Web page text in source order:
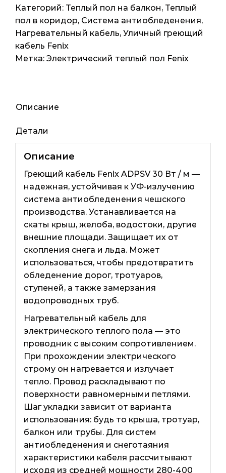
Fenix
(Чехия)
ADPSV
7.8м2,
65мп,
Категорий: Теплый пол на балкон, Теплый
пол в коридор, Система антиобледенения,
Нагревательный кабель, Уличный греющий
кабель Fenix
Метка: Электрический теплый пол Fenix
Описание
Детали
Описание
Греющий кабель Fenix ​​ADPSV 30 Вт / м —
надежная, устойчивая к УФ-излучению
система антиобледенения чешского
производства. Устанавливается на
скаты крыш, желоба, водостоки, другие
внешние площади. Защищает их от
скопления снега и льда. Может
использоваться, чтобы предотвратить
обледенение дорог, тротуаров,
ступеней, а также замерзания
водопроводных труб.
Нагревательный кабель для
электрического теплого пола — это
проводник с высоким сопротивлением.
При прохождении электрического
строму он нагревается и излучает
тепло. Провод раскладывают по
поверхности равномерными петлями.
Шаг укладки зависит от варианта
использования: будь то крыша, тротуар,
балкон или трубы. Для систем
антиобледенения и снеготаяния
характеристики кабеля рассчитывают
исходя из средней мощности 280-400